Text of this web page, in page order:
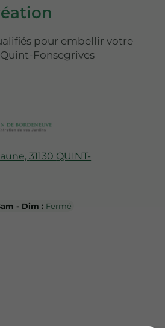
31130 QUINT-
- Dim : Fermé
pour embellir votre
Fonsegrives